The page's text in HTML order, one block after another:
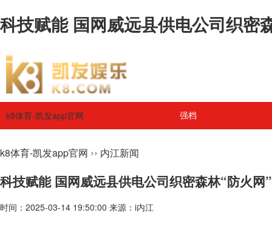
科技赋能 国网威远县供电公司织密
k8体育-凯发app官网 强档
k8体育-凯发app官网 ›› 内江新闻
科技赋能 国网威远县供电公司织密森林“防火网”
时间：2025-03-14 19:50:00 来源：i内江